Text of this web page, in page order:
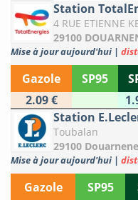
Station
4 RUE ETIENNE
29100
Mise à jour aujourd'hui |
Gazole SP95
2.09 €
Station
Toubalan
29100
Mise à jour aujourd'hui |
Gazole SP95